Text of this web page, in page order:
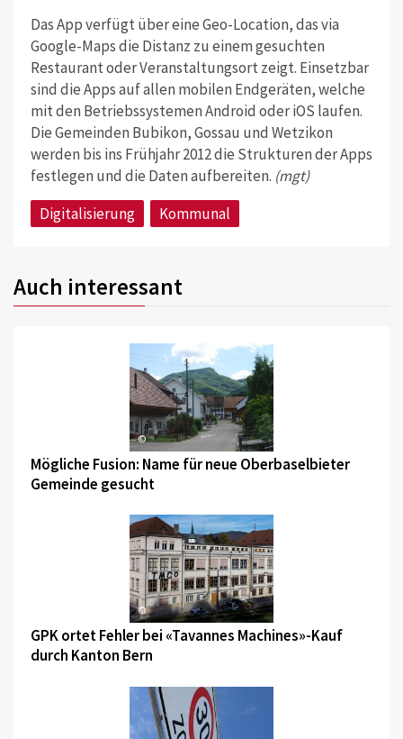
Das App verfügt über eine Geo-Location, das via
Google-Maps die Distanz zu einem gesuchten
Restaurant oder Veranstaltungsort zeigt. Einsetzbar
sind die Apps auf allen mobilen Endgeräten, welche
mit den Betriebssystemen Android oder iOS laufen.
Die Gemeinden Bubikon, Gossau und Wetzikon
werden bis ins Frühjahr 2012 die Strukturen der Apps
festlegen und die Daten aufbereiten. (mgt)
Digitalisierung
Kommunal
Auch interessant
©
Mögliche Fusion: Name für neue Oberbaselbieter
Gemeinde gesucht
©
GPK ortet Fehler bei «Tavannes Machines»-Kauf
durch Kanton Bern